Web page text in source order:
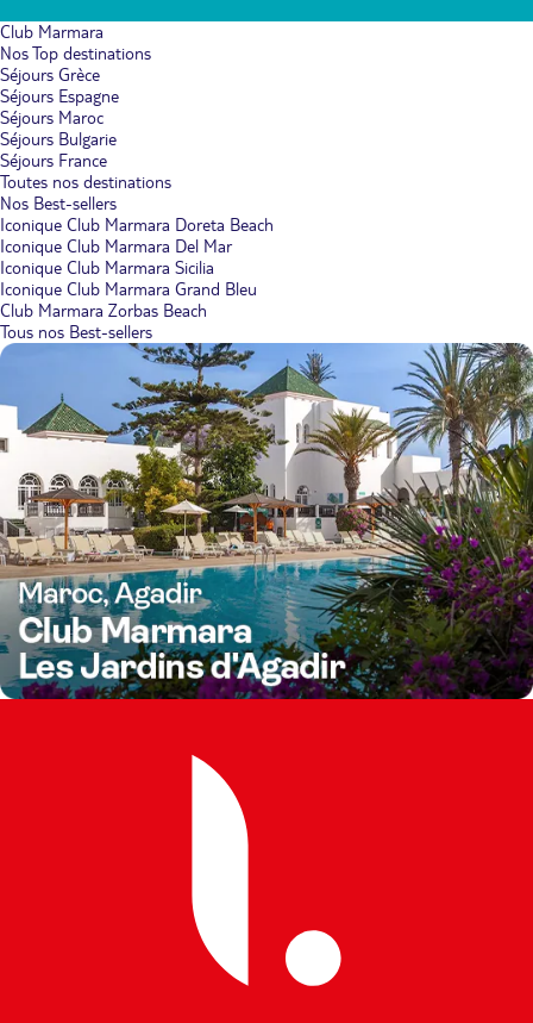
Club Marmara
Nos Top destinations
Séjours Grèce
Séjours Espagne
Séjours Maroc
Séjours Bulgarie
Séjours France
Toutes nos destinations
Nos Best-sellers
Iconique Club Marmara Doreta Beach
Iconique Club Marmara Del Mar
Iconique Club Marmara Sicilia
Iconique Club Marmara Grand Bleu
Club Marmara Zorbas Beach
Tous nos Best-sellers